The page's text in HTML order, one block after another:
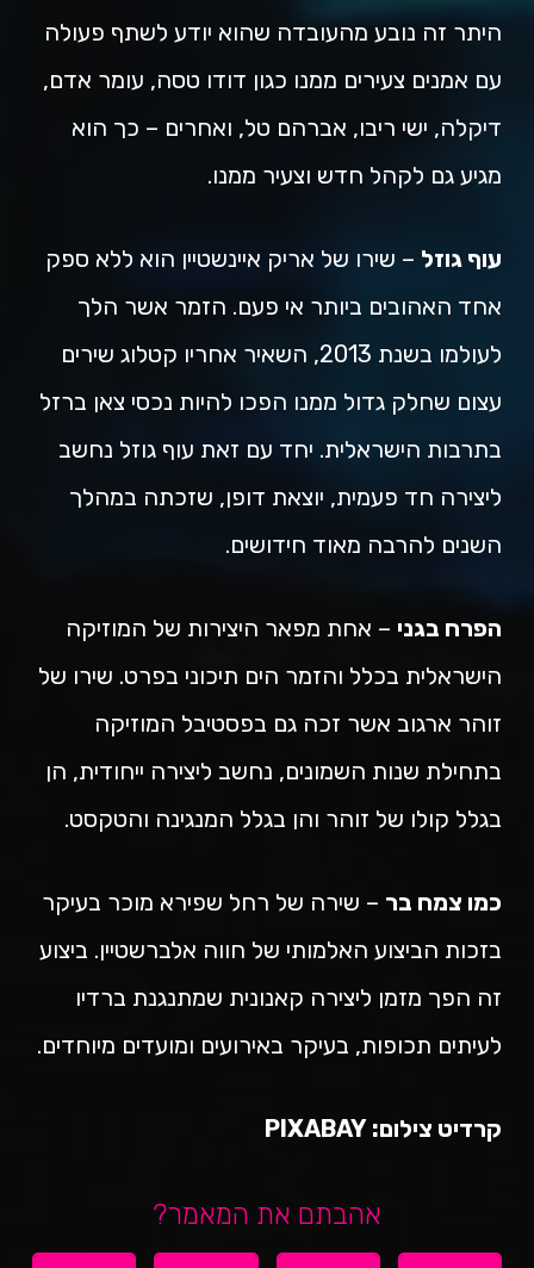
היתר זה נובע מהעובדה שהוא יודע לשתף פעולה
עם אמנים צעירים ממנו כגון דודו טסה, עומר אדם,
דיקלה, ישי ריבו, אברהם טל, ואחרים – כך הוא
מגיע גם לקהל חדש וצעיר ממנו.
עוף גוזל – שירו של אריק איינשטיין הוא ללא ספק
אחד האהובים ביותר אי פעם. הזמר אשר הלך
לעולמו בשנת 2013, השאיר אחריו קטלוג שירים
עצום שחלק גדול ממנו הפכו להיות נכסי צאן ברזל
בתרבות הישראלית. יחד עם זאת עוף גוזל נחשב
ליצירה חד פעמית, יוצאת דופן, שזכתה במהלך
השנים להרבה מאוד חידושים.
הפרח בגני – אחת מפאר היצירות של המוזיקה
הישראלית בכלל והזמר הים תיכוני בפרט. שירו של
זוהר ארגוב אשר זכה גם בפסטיבל המוזיקה
בתחילת שנות השמונים, נחשב ליצירה ייחודית, הן
בגלל קולו של זוהר והן בגלל המנגינה והטקסט.
כמו צמח בר – שירה של רחל שפירא מוכר בעיקר
בזכות הביצוע האלמותי של חווה אלברשטיין. ביצוע
זה הפך מזמן ליצירה קאנונית שמתנגנת ברדיו
לעיתים תכופות, בעיקר באירועים ומועדים מיוחדים.
קרדיט צילום: PIXABAY
אהבתם את המאמר?